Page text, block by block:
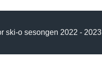
ski-o sesongen 2022 -